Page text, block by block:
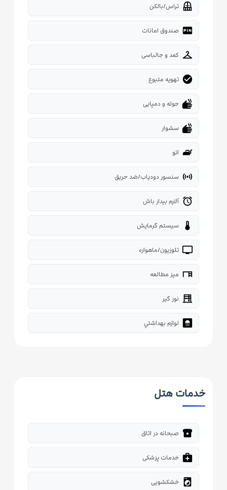
balcony تراس/بالکن
fiber_pin صندوق امانات
checkroom کمد و جالباسی
check_circle تهویه متبوع
dry حوله و دمپایی
dry سشوار
iron اتو
sensors سنسور دودیاب/ضد حریق
alarm آلارم بیدار باش
thermostat سیستم گرمایش
tv تلوزیون/ماهواره
desk میز مطالعه
blinds نور گیر
bathroom لوازم بهداشتي
خدمات هتل
breakfast_dining صبحانه در اتاق
medical_services خدمات پزشکی
local_laundry_service خشکشویی